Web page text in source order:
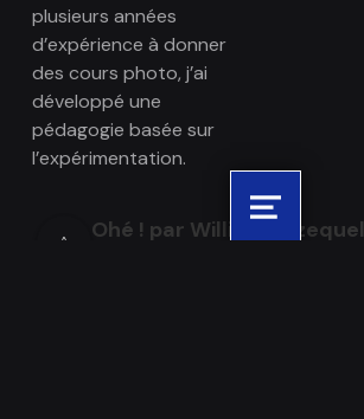
Menu
plusieurs années
d’expérience à donner
des cours photo, j’ai
développé une
pédagogie basée sur
l’expérimentation.
Ohé ! par William Jezequel